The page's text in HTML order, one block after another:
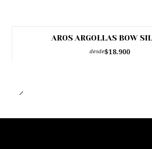
AROS ARGOLLAS BOW
desde$18.900